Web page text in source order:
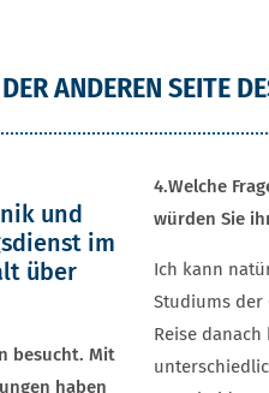
ANDEREN SEITE
und
im
über
besucht. Mit
haben
4.Welche
würden Sie
Ich kann
Studiums der
Reise